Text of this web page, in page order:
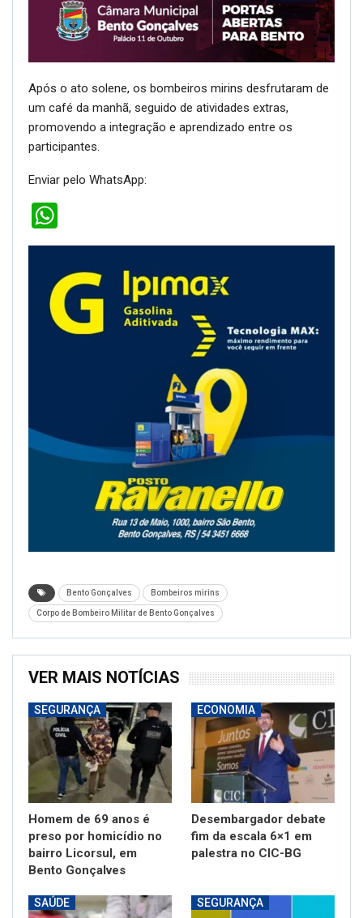
Após o ato solene, os bombeiros mirins desfrutaram de
um café da manhã, seguido de atividades extras,
promovendo a integração e aprendizado entre os
participantes.
Enviar pelo WhatsApp:
Bento Gonçalves Bombeiros mirins
Corpo de Bombeiro Militar de Bento Gonçalves
VER MAIS NOTÍCIAS
SEGURANÇA
Homem de 69 anos é
preso por homicídio no
bairro Licorsul, em
Bento Gonçalves
ECONOMIA
Desembargador debate
fim da escala 6×1 em
palestra no CIC-BG
SAÚDE SEGURANÇA